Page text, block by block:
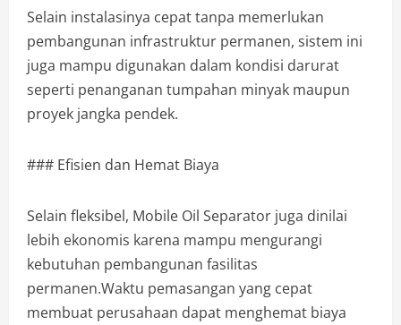
Selain instalasinya cepat tanpa memerlukan
pembangunan infrastruktur permanen, sistem ini
juga mampu digunakan dalam kondisi darurat
seperti penanganan tumpahan minyak maupun
proyek jangka pendek.
### Efisien dan Hemat Biaya
Selain fleksibel, Mobile Oil Separator juga dinilai
lebih ekonomis karena mampu mengurangi
kebutuhan pembangunan fasilitas
permanen.Waktu pemasangan yang cepat
membuat perusahaan dapat menghemat biaya